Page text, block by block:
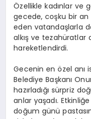
Özellikle kadınlar ve
gecede, coşku bir
eden vatandaşlarla
alkış ve
hareketlendirdi.
Gecenin en özel anı
Belediye Başkanı
hazırladığı sürpriz
anlar yaşadı.
doğum günü